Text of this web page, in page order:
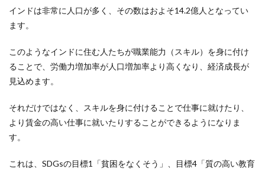
インドは非常に人口が多く、その数はおよそ14.2億人となってい
ます。
このようなインドに住む人たちが職業能力（スキル）を身に付け
ることで、労働力増加率が人口増加率より高くなり、経済成長が
見込めます。
それだけではなく、スキルを身に付けることで仕事に就けたり、
より賃金の高い仕事に就いたりすることができるようになりま
す。
これは、SDGsの目標1「貧困をなくそう」、目標4「質の高い教育